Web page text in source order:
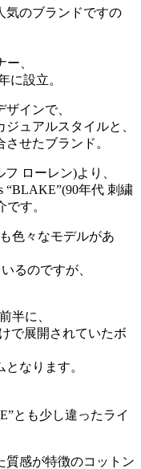
気のブランドですの
、
に設立。
インで、
ュアルスタイルと、
せたブランド。
ローレン)より、
“BLAKE”(90年代 刺繍
す。
色々なモデルがあ
るのですが、
半に、
で展開されていたボ
なります。
とも少し違ったライ
質感が特徴のコットン